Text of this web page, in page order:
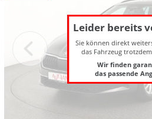
Leider bereits
Sie können direkt
das Fahrzeug
Wir finden
das passende